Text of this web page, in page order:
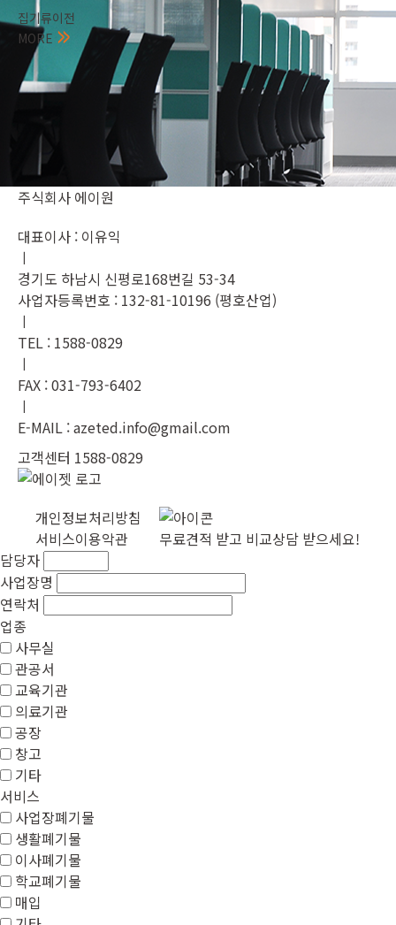
집기류이전
MORE
이전이나 폐기 계획이 있으시다면,
지금 바로전문가그룹 에이젯과 상의하세요.
에이젯의 차별화된 서비스를 만나보실 수 있습니다.
무료견적
무료견적
Click
주식회사 에이원
대표이사 : 이유익
ㅣ
경기도 하남시 신평로168번길 53-34
사업자등록번호 : 132-81-10196 (평호산업)
ㅣ
TEL : 1588-0829
ㅣ
FAX : 031-793-6402
ㅣ
E-MAIL : azeted.info@gmail.com
고객센터 1588-0829
개인정보처리방침
서비스이용악관
무료견적 받고 비교상담 받으세요!
담당자
사업장명
연락처
업종
사무실
관공서
교육기관
의료기관
공장
창고
기타
서비스
사업장폐기물
생활폐기물
이사폐기물
학교폐기물
매입